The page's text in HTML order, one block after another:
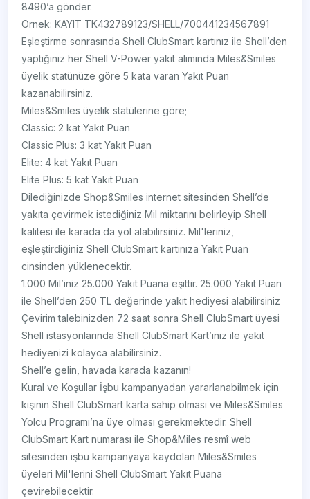
8490’a gönder.
Örnek: KAYIT TK432789123/SHELL/700441234567891
Eşleştirme sonrasında Shell ClubSmart kartınız ile Shell’den
yaptığınız her Shell V-Power yakıt alımında Miles&Smiles
üyelik statünüze göre 5 kata varan Yakıt Puan
kazanabilirsiniz.
Miles&Smiles üyelik statülerine göre;
Classic: 2 kat Yakıt Puan
Classic Plus: 3 kat Yakıt Puan
Elite: 4 kat Yakıt Puan
Elite Plus: 5 kat Yakıt Puan
Dilediğinizde Shop&Smiles internet sitesinden Shell’de
yakıta çevirmek istediğiniz Mil miktarını belirleyip Shell
kalitesi ile karada da yol alabilirsiniz. Mil'leriniz,
eşleştirdiğiniz Shell ClubSmart kartınıza Yakıt Puan
cinsinden yüklenecektir.
1.000 Mil’iniz 25.000 Yakıt Puana eşittir. 25.000 Yakıt Puan
ile Shell’den 250 TL değerinde yakıt hediyesi alabilirsiniz
Çevirim talebinizden 72 saat sonra Shell ClubSmart üyesi
Shell istasyonlarında Shell ClubSmart Kart’ınız ile yakıt
hediyenizi kolayca alabilirsiniz.
Shell’e gelin, havada karada kazanın!
Kural ve Koşullar İşbu kampanyadan yararlanabilmek için
kişinin Shell ClubSmart karta sahip olması ve Miles&Smiles
Yolcu Programı’na üye olması gerekmektedir. Shell
ClubSmart Kart numarası ile Shop&Miles resmî web
sitesinden işbu kampanyaya kaydolan Miles&Smiles
üyeleri Mil'lerini Shell ClubSmart Yakıt Puana
çevirebilecektir.